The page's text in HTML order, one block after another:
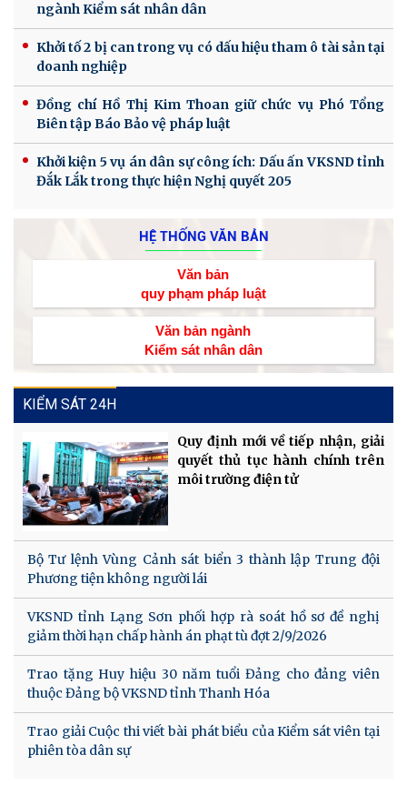
ngành Kiểm sát nhân dân
Khởi tố 2 bị can trong vụ có dấu hiệu tham ô tài sản tại
doanh nghiệp
Đồng chí Hồ Thị Kim Thoan giữ chức vụ Phó Tổng
Biên tập Báo Bảo vệ pháp luật
Khởi kiện 5 vụ án dân sự công ích: Dấu ấn VKSND tỉnh
Đắk Lắk trong thực hiện Nghị quyết 205
HỆ THỐNG VĂN BẢN
Văn bản
quy phạm pháp luật
Văn bản ngành
Kiểm sát nhân dân
KIỂM SÁT 24H
Quy định mới về tiếp nhận, giải
quyết thủ tục hành chính trên
môi trường điện tử
Bộ Tư lệnh Vùng Cảnh sát biển 3 thành lập Trung đội
Phương tiện không người lái
VKSND tỉnh Lạng Sơn phối hợp rà soát hồ sơ đề nghị
giảm thời hạn chấp hành án phạt tù đợt 2/9/2026
Trao tặng Huy hiệu 30 năm tuổi Đảng cho đảng viên
thuộc Đảng bộ VKSND tỉnh Thanh Hóa
Trao giải Cuộc thi viết bài phát biểu của Kiểm sát viên tại
phiên tòa dân sự